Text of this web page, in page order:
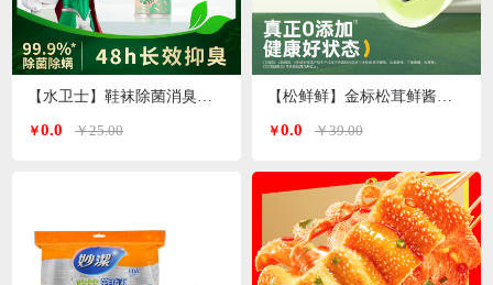
￥0.0 ￥25.00 ￥0.0 ￥39.00